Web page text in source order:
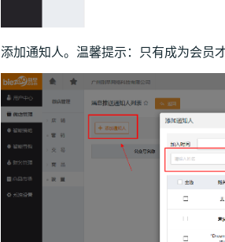
添加通知人。温馨提示：只有成为会员